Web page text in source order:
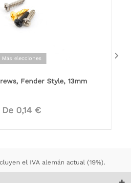
Más elecciones
Fender Style, 13mm
De 0,14 €
el IVA alemán actual (19%).